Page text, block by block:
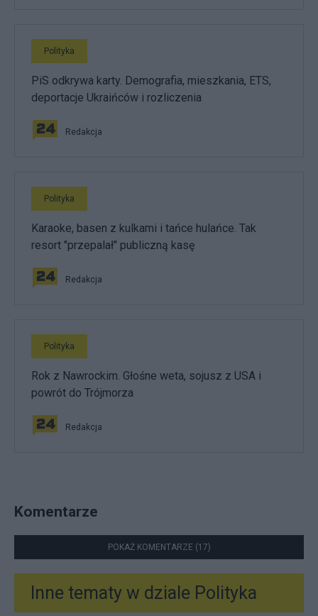
Polityka
PiS odkrywa karty. Demografia, mieszkania, ETS,
deportacje Ukraińców i rozliczenia
Redakcja
Polityka
Karaoke, basen z kulkami i tańce hulańce. Tak
resort "przepalał" publiczną kasę
Redakcja
Polityka
Rok z Nawrockim. Głośne weta, sojusz z USA i
powrót do Trójmorza
Redakcja
Komentarze
POKAŻ KOMENTARZE (17)
Inne tematy w dziale Polityka